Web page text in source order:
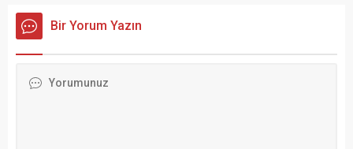
ise yaralandı.
Bir Yorum Yazın